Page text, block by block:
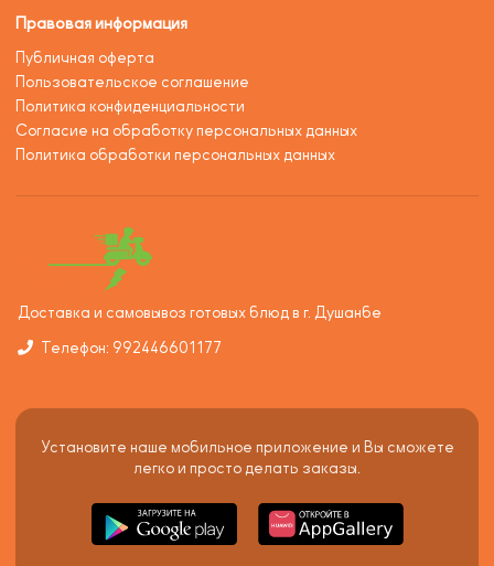
Правовая информация
Публичная оферта
Пользовательское соглашение
Политика конфиденциальности
Согласие на обработку персональных данных
Политика обработки персональных данных
Доставка и самовывоз готовых блюд в г. Душанбе
Телефон: 992446601177
Установите наше мобильное приложение и Вы сможете
легко и просто делать заказы.